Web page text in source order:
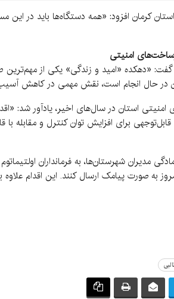
کرمان افزود: «همه دستگاه‌ها باید در این
امنیتی
گفت: «دهکده «امید و زندگی» یکی از
در حال انجام است، نقش مهمی در کاهش
استان در سال‌های اخیر، یادآور شد:
برای افزایش توان کنترل و مقابله
مدیران شهرستان‌ها، به فرمانداران
به صورت پیامک ارسال کنند. این اقدام